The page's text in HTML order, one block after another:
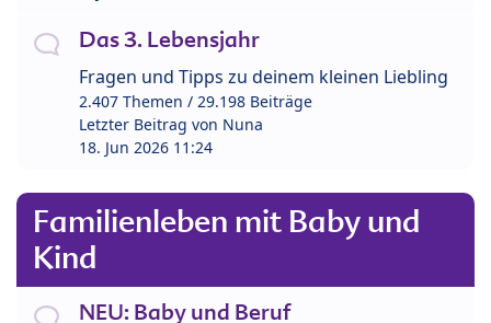
Das 3. Lebensjahr
Fragen und Tipps zu deinem kleinen Liebling
2.407 Themen / 29.198 Beiträge
Letzter Beitrag von Nuna
18. Jun 2026 11:24
Familienleben mit Baby und
Kind
NEU: Baby und Beruf